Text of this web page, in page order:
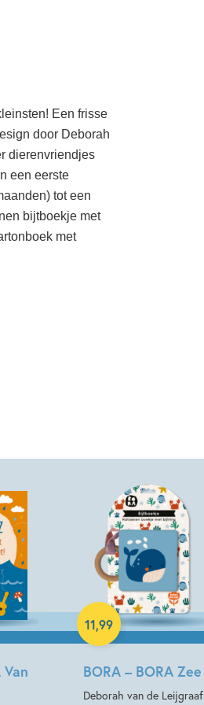
Een frisse
door Deborah
dierenvriendjes
een eerste
tot een
bijtboekje met
met
Van BORA – BORA Zee
Deborah van de Leijgraaf
11,99
Hardcover